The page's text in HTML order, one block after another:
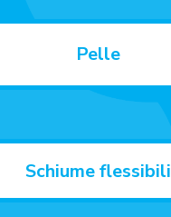
Pelle
Schiume flessibili